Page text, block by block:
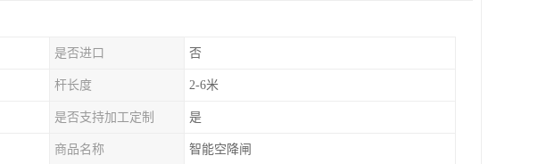
是否进口 否
杆长度 2-6米
是否支持加工定制 是
商品名称 智能空降闸